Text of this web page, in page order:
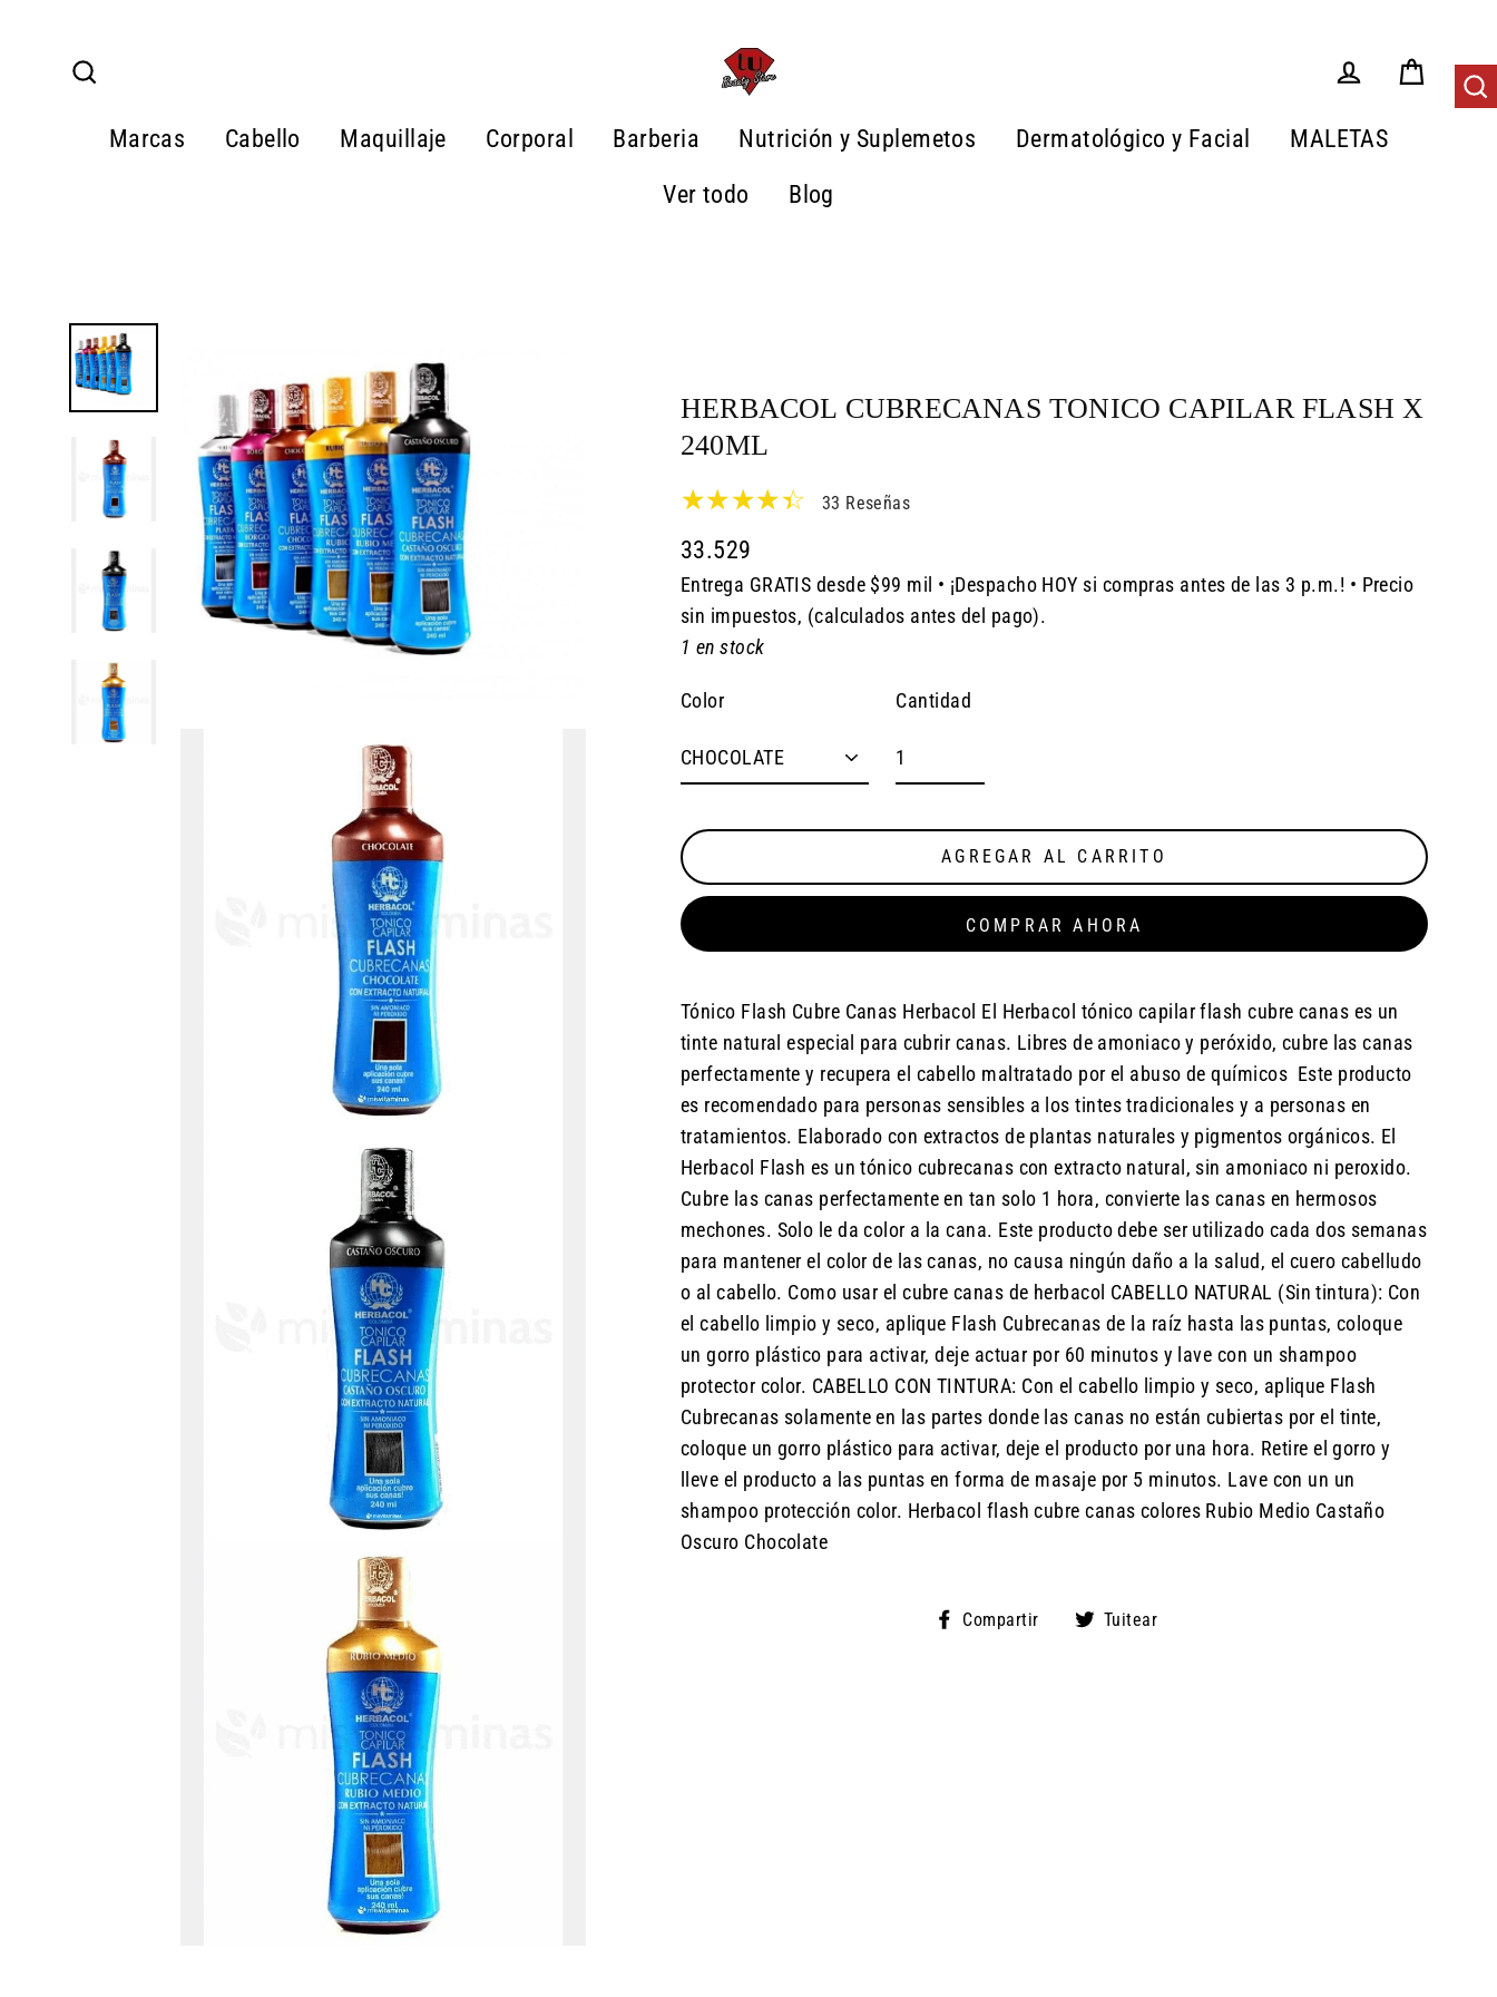
Tus Pedidos
Carrito
Marcas
Cabello Maquillaje Corporal Barberia Nutrición y Suplemetos Dermatológico y Facial
MALETAS
Ver todo
Blog
HERBACOL CUBRECANAS TONICO CAPILAR FLASH X
240ML
33 Reseñas
Precio
habitual
33.529
Entrega GRATIS desde $99 mil • ¡Despacho HOY si compras antes de las 3 p.m.! • Precio
sin impuestos, (calculados antes del pago).
1 en stock
Color Cantidad
AGREGAR AL CARRITO
COMPRAR AHORA
Tónico Flash Cubre Canas Herbacol El Herbacol tónico capilar flash cubre canas es un
tinte natural especial para cubrir canas. Libres de amoniaco y peróxido, cubre las canas
perfectamente y recupera el cabello maltratado por el abuso de químicos ​ ​Este producto
es recomendado para personas sensibles a los tintes tradicionales y a personas en
tratamientos. Elaborado con extractos de plantas naturales y pigmentos orgánicos. El
Herbacol Flash es un tónico cubrecanas con extracto natural, sin amoniaco ni peroxido.
Cubre las canas perfectamente en tan solo 1 hora, convierte las canas en hermosos
mechones. Solo le da color a la cana. Este producto debe ser utilizado cada dos semanas
para mantener el color de las canas, no causa ningún daño a la salud, el cuero cabelludo
o al cabello. Como usar el cubre canas de herbacol CABELLO NATURAL (Sin tintura): Con
el cabello limpio y seco, aplique Flash Cubrecanas de la raíz hasta las puntas, coloque
un gorro plástico para activar, deje actuar por 60 minutos y lave con un shampoo
protector color. CABELLO CON TINTURA: Con el cabello limpio y seco, aplique Flash
Cubrecanas solamente en las partes donde las canas no están cubiertas por el tinte,
coloque un gorro plástico para activar, deje el producto por una hora. Retire el gorro y
lleve el producto a las puntas en forma de masaje por 5 minutos. Lave con un un
shampoo protección color. Herbacol flash cubre canas colores Rubio Medio Castaño
Oscuro Chocolate
Compartir
CompartirTuitear